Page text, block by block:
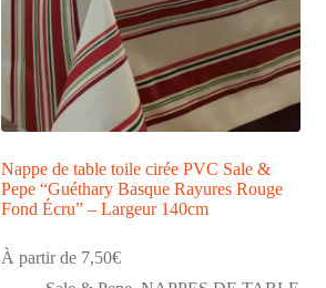
Nappe de table toile cirée PVC Sale &
Pepe “Guéthary Basque Rayures Rouge
Fond Écru” – Largeur 140cm
À partir de 7,50€